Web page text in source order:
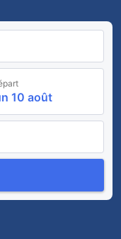
10 août